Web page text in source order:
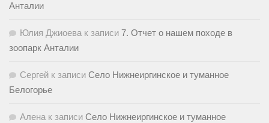
Анталии
Юлия Джиоева к записи 7. Отчет о нашем походе в
зоопарк Анталии
Сергей к записи Село Нижнеиргинское и туманное
Белогорье
Алена к записи Село Нижнеиргинское и туманное